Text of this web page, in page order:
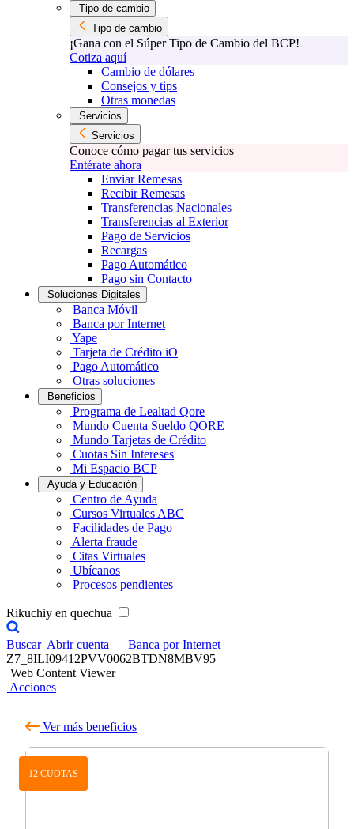
Tipo de cambio
Tipo de cambio
¡Gana con el Súper Tipo de Cambio del BCP!
Cotiza aquí
Cambio de dólares
Consejos y tips
Otras monedas
Servicios
Servicios
Conoce cómo pagar tus servicios
Entérate ahora
Enviar Remesas
Recibir Remesas
Transferencias Nacionales
Transferencias al Exterior
Pago de Servicios
Recargas
Pago Automático
Pago sin Contacto
Soluciones Digitales
Banca Móvil
Banca por Internet
Yape
Tarjeta de Crédito iO
Pago Automático
Otras soluciones
Beneficios
Programa de Lealtad Qore
Mundo Cuenta Sueldo QORE
Mundo Tarjetas de Crédito
Cuotas Sin Intereses
Mi Espacio BCP
Ayuda y Educación
Centro de Ayuda
Cursos Virtuales ABC
Facilidades de Pago
Alerta fraude
Citas Virtuales
Ubícanos
Procesos pendientes
Rikuchiy en quechua
Buscar Abrir cuenta
Banca por Internet
Z7_8ILI09412PVV0062BTDN8MBV95
Web Content Viewer
Acciones
Ver más beneficios
12 CUOTAS